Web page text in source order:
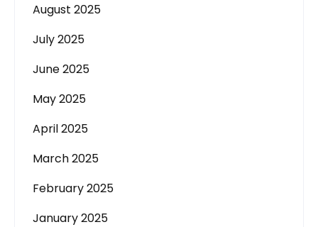
August 2025
July 2025
June 2025
May 2025
April 2025
March 2025
February 2025
January 2025